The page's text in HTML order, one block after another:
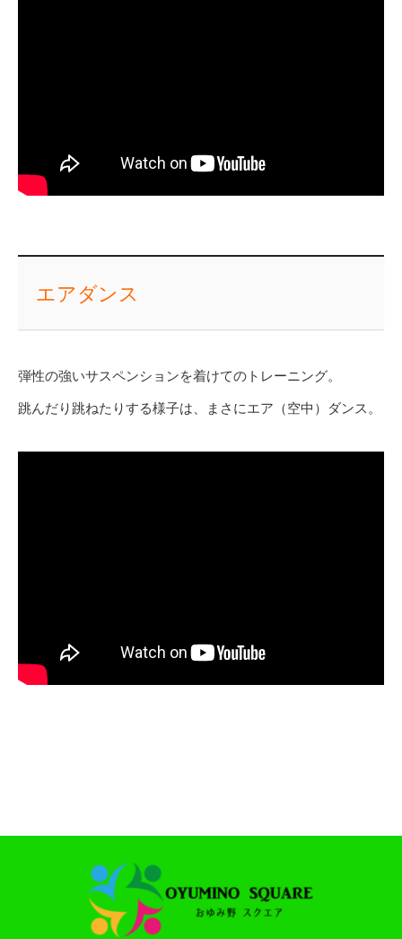
エアダンス
弾性の強いサスペンションを着けてのトレーニング。
跳んだり跳ねたりする様子は、まさにエア（空中）ダンス。